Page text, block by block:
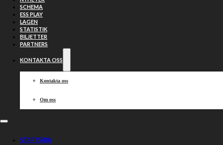
SCHEMA
ESS PLAY
LAGEN
STATISTIK
BILJETTER
PARTNERS
KONTAKTA OSS
Kontakta oss
Om oss
STARTSIDA
Topp 20 –